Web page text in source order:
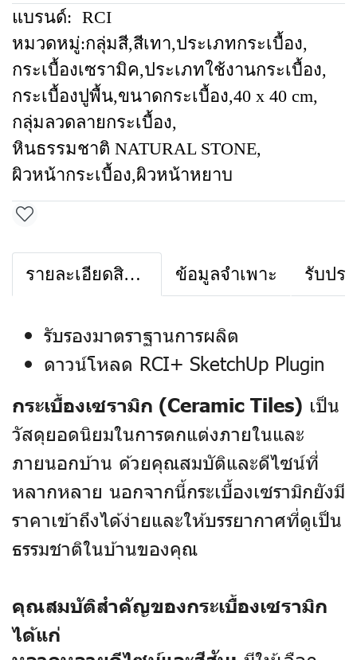
แบรนด์: RCI
หมวดหมู่:กลุ่มสี,สีเทา,ประเภทกระเบื้อง,
กระเบื้องเซรามิค,ประเภทใช้งานกระเบื้อง,
กระเบื้องปูพื้น,ขนาดกระเบื้อง,40 x 40 cm,
กลุ่มลวดลายกระเบื้อง,
หินธรรมชาติ NATURAL STONE,
ผิวหน้ากระเบื้อง,ผิวหน้าหยาบ
รายละเอียดสินค้า ข้อมูลจำเพาะ รับปร
รับรองมาตราฐานการผลิต
ดาวน์โหลด RCI+ SketchUp Plugin
กระเบื้องเซรามิก (Ceramic Tiles) เป็น
วัสดุยอดนิยมในการตกแต่งภายในและ
ภายนอกบ้าน ด้วยคุณสมบัติและดีไซน์ที่
หลากหลาย นอกจากนี้กระเบื้องเซรามิกยังมี
ราคาเข้าถึงได้ง่ายและให้บรรยากาศที่ดูเป็น
ธรรมชาติในบ้านของคุณ
คุณสมบัติสำคัญของกระเบื้องเซรามิก
ได้แก่